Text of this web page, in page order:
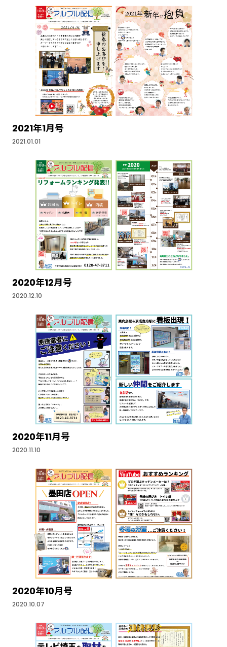
2021年1月号
2021.01.01
2020年12月号
2020.12.10
2020年11月号
2020.11.10
2020年10月号
2020.10.07